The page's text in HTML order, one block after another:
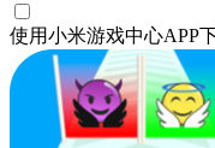
使用小米游戏中心APP